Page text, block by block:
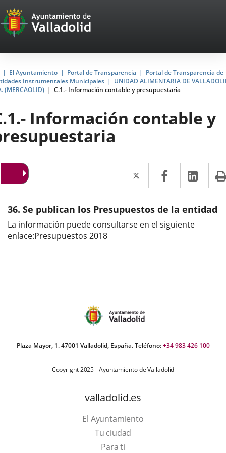
Portal
Web
del
Ayuntamiento
de
Valladolid
El Ayuntamiento Portal de Transparencia
Portal de Transparencia de
Instrumentales Municipales
UNIDAD ALIMENTARIA DE
(MERCAOLID)
C.1.- Información contable y presupuestaria
Información contable y
Twitter
Enlace
a
una
aplicación
Facebook
Enlace
a
una
aplicación
a
una
36. Se publican los Presupuestos de la entidad
La información puede consultarse en el siguiente
enlace:Presupuestos 2018
Plaza Mayor, 1. 47001 Valladolid, España. Teléfono:+34 983 426 100
Copyright 2025 - Ayuntamiento de Valladolid
valladolid.es
El Ayuntamiento
Tu ciudad
Para ti